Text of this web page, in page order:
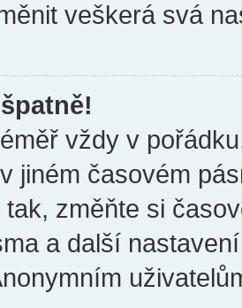
veškerá svá
vždy v
jiném časovém
tak, změňte si
a další